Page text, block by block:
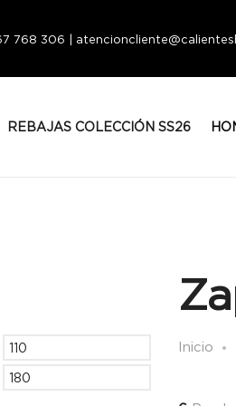
768 306 |
REBAJAS COLECCIÓN SS26
Inicio
Precio
mínimo
Precio